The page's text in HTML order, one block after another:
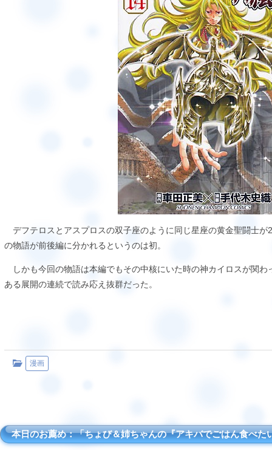
デフテロスとアスプロスの双子座のように同じ星座の黄金聖闘士が
の物語が前後編に分かれるというのは初。
しかも今回の物語は本編でもその中核にいた時の神カイロスが関わ
ある展開の連続で読み応え抜群だった。
漫画
本日のお薦め：「ちょび＆姉ちゃんの『アキバでごはん食べ